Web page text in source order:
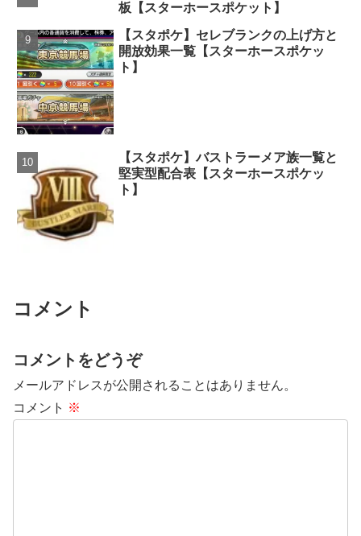
板【スターホースポケット】
【スタポケ】セレブランクの上げ方と
開放効果一覧【スターホースポケッ
ト】
【スタポケ】バストラーメア族一覧と
堅実型配合表【スターホースポケッ
ト】
コメント
コメントをどうぞ
メールアドレスが公開されることはありません。
コメント ※